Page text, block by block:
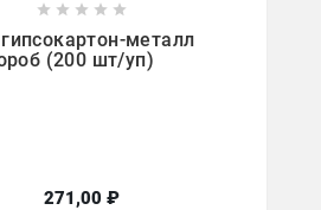
    
металл
(200 шт/уп)
271,00 ₽